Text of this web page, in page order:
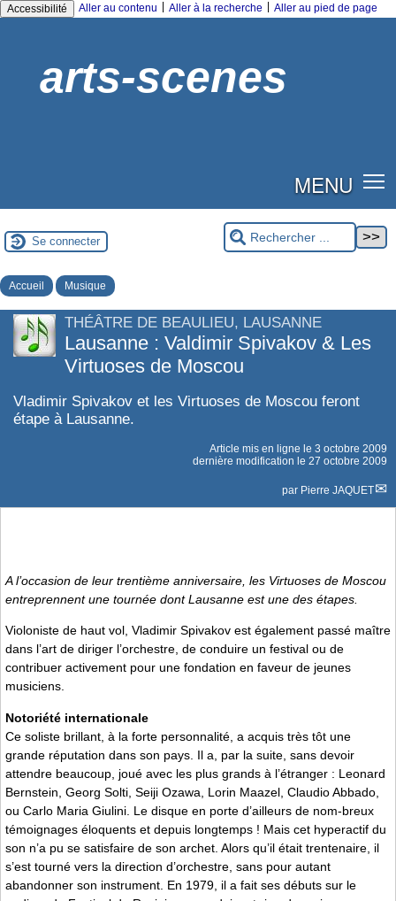
Accessibilité Aller au contenu Aller à la recherche Aller au pied de page
arts-scenes
MENU
Se connecter
Accueil Musique
THÉÂTRE DE BEAULIEU, LAUSANNE
Lausanne : Valdimir Spivakov & Les
Virtuoses de Moscou
Vladimir Spivakov et les Virtuoses de Moscou feront
étape à Lausanne.
Article mis en ligne le 3 octobre 2009
dernière modification le 27 octobre 2009
par Pierre JAQUET
A l’occasion de leur trentième anniversaire, les Virtuoses de Moscou
entreprennent une tournée dont Lausanne est une des étapes.
Violoniste de haut vol, Vladimir Spivakov est également passé maître
dans l’art de diriger l’orchestre, de conduire un festival ou de
contribuer activement pour une fondation en faveur de jeunes
musiciens.
Notoriété internationale
Ce soliste brillant, à la forte personnalité, a acquis très tôt une
grande réputation dans son pays. Il a, par la suite, sans devoir
attendre beaucoup, joué avec les plus grands à l’étranger : Leonard
Bernstein, Georg Solti, Seiji Ozawa, Lorin Maazel, Claudio Abbado,
ou Carlo Maria Giulini. Le disque en porte d’ailleurs de nom-breux
témoignages éloquents et depuis longtemps ! Mais cet hyperactif du
son n’a pu se satisfaire de son archet. Alors qu’il était trentenaire, il
s’est tourné vers la direction d’orchestre, sans pour autant
abandonner son instrument. En 1979, il a fait ses débuts sur le